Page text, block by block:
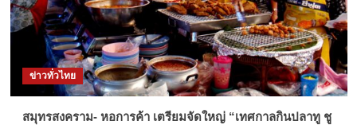
ข่าวทั่วไทย
สมุทรสงคราม- หอการค้า เตรียมจัดใหญ่ “เทศกาลกินปลาทู ชู